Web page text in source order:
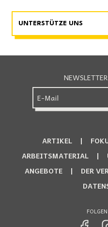
UNTERSTÜTZE UNS
ARTIKEL
ARBEITSMATERIAL
ANGEBOTE
DER